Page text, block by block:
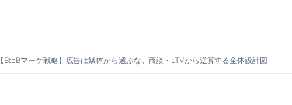
【BtoBマーケ戦略】広告は媒体から選ぶな。商談・LTVから逆算する全体設計図